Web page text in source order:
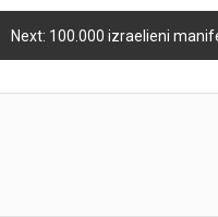
Next: 100.000 izraelieni manifestă în